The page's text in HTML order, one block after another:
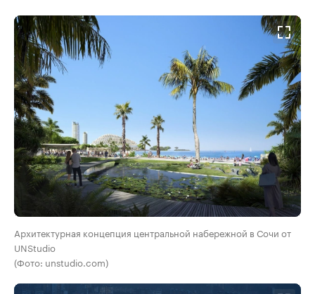
Архитектурная концепция центральной набережной в Сочи от
UNStudio
(Фото: unstudio.com)